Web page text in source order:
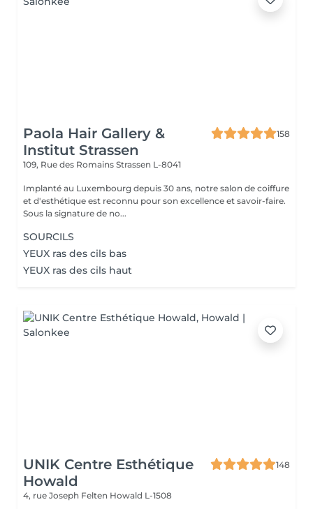
Paola Hair Gallery &
Institut Strassen
158
109, Rue des Romains Strassen L-8041
Implanté au Luxembourg depuis 30 ans, notre salon de coiffure
et d'esthétique est reconnu pour son excellence et savoir-faire.
Sous la signature de no...
SOURCILS
YEUX ras des cils bas
YEUX ras des cils haut
UNIK Centre Esthétique
Howald
148
4, rue Joseph Felten Howald L-1508